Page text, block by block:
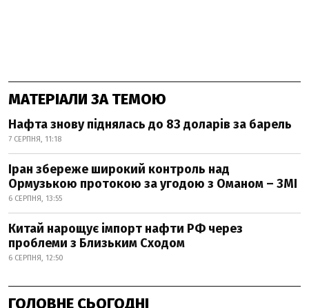
МАТЕРІАЛИ ЗА ТЕМОЮ
Нафта знову піднялась до 83 доларів за барель
7 СЕРПНЯ, 11:18
Іран збереже широкий контроль над
Ормузькою протокою за угодою з Оманом – ЗМІ
6 СЕРПНЯ, 13:55
Китай нарощує імпорт нафти РФ через
проблеми з Близьким Сходом
6 СЕРПНЯ, 12:50
ГОЛОВНЕ СЬОГОДНІ